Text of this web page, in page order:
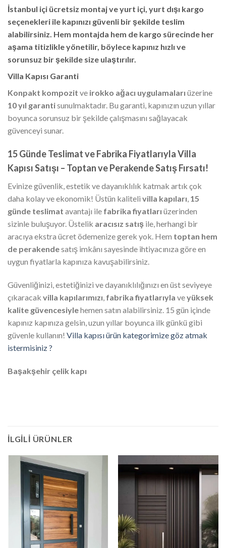
İstanbul içi ücretsiz montajveyurt içi, yurt dışı kargo
seçenekleri ile kapınızı güvenli bir şekilde teslim
alabilirsiniz. Hem montajda hem de kargo sürecinde her
aşama titizlikle yönetilir, böylece kapınız hızlı ve
sorunsuz bir şekilde size ulaştırılır.
Villa Kapısı Garanti
Konpakt kompozit ve irokko ağacı uygulamaları üzerine
10 yıl garantisunulmaktadır. Bu garanti, kapınızın uzun yıllar
boyunca sorunsuz bir şekilde çalışmasını sağlayacak
güvenceyi sunar.
15 Günde Teslimat ve Fabrika Fiyatlarıyla Villa
Kapısı Satışı – Toptan ve Perakende Satış Fırsatı!
Evinize güvenlik, estetik ve dayanıklılık katmak artık çok
daha kolay ve ekonomik! Üstün kaliteli villa kapıları, 15
günde teslimat avantajı ile fabrika fiyatları üzerinden
sizinle buluşuyor. Üstelik aracısız satış ile, herhangi bir
aracıya ekstra ücret ödemenize gerek yok. Hem toptan hem
de perakendesatış imkânı sayesinde ihtiyacınıza göre en
uygun fiyatlarla kapınıza kavuşabilirsiniz.
Güvenliğinizi, estetiğinizi ve dayanıklılığınızı en üst seviyeye
çıkaracak villa kapılarımızı, fabrika fiyatlarıyla veyüksek
kalite güvencesiylehemen satın alabilirsiniz. 15 gün içinde
kapınız kapınıza gelsin, uzun yıllar boyunca ilk günkü gibi
güvenle kullanın! Villa kapısı ürün kategorimize göz atmak
istermisiniz ?
Başakşehir çelik kapı
İLGILI ÜRÜNLER